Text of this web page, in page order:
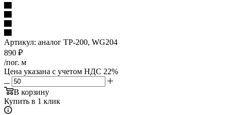
Артикул: аналог TP-200, WG204
890 ₽
/пог. м
Цена указана с учетом НДС 22%
В корзину
Купить в 1 клик